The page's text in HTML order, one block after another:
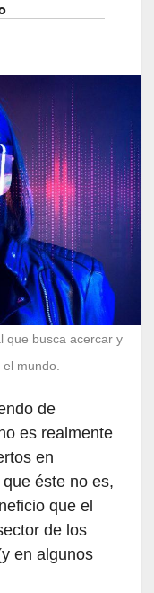
que busca acercar y
mundo.
de
es realmente
en
éste no es,
que el
de los
en algunos